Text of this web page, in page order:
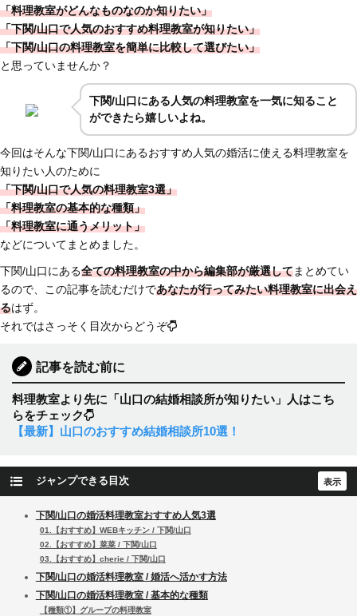
「料理教室がどんなものなのか知りたい」
「下関/山口で人気のおすすめ料理教室が知りたい」
「下関/山口の料理教室を簡単に比較して選びたい」
と思っていませんか？
下関/山口にある人気の料理教室を一気に知ること
ができたら嬉しいよね。
今回はそんな下関/山口にあるおすすめ人気の婚活に使える料理教室を
知りたい人のために
「下関/山口で人気の料理教室3選」
「料理教室の基本的な種類」
「料理教室に通うメリット」
などについてまとめました。
下関/山口にある全ての料理教室の中から編集部が厳選してまとめてい
るので、この記事を読むだけであなたが行ってみたい料理教室に出会え
るはず。
それではさっそく目次からどうぞ
記事を読む前に
料理教室より先に「山口の結婚相談所が知りたい」人はこち
らをチェック
【最新】山口のおすすめ結婚相談所10選！
ジャンプできる目次
下関/山口の婚活料理教室おすすめ人気3選
01.【おすすめ】WEBキッチン / 下関/山口
02.【おすすめ】菜菜 / 下関/山口
03.【おすすめ】cherie / 下関/山口
下関/山口の婚活料理教室 / 婚活へ活かす方法
下関/山口の婚活料理教室 / 基本的な種類
【種類①】グループの料理教室